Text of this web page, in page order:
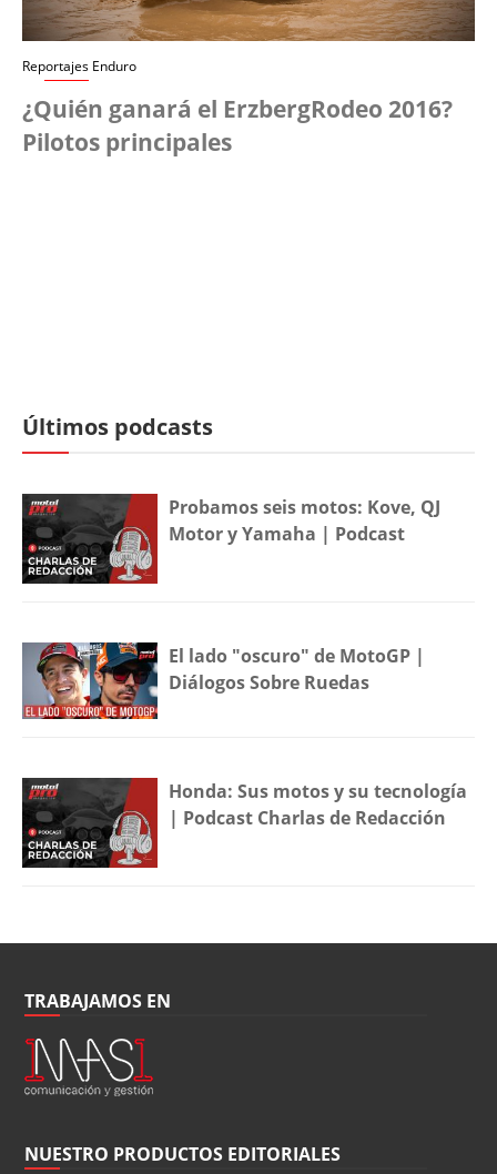
Reportajes Enduro
¿Quién ganará el ErzbergRodeo 2016?
Pilotos principales
Últimos podcasts
Probamos seis motos: Kove, QJ
Motor y Yamaha | Podcast
El lado "oscuro" de MotoGP |
Diálogos Sobre Ruedas
Honda: Sus motos y su tecnología
| Podcast Charlas de Redacción
TRABAJAMOS EN
NUESTRO PRODUCTOS EDITORIALES